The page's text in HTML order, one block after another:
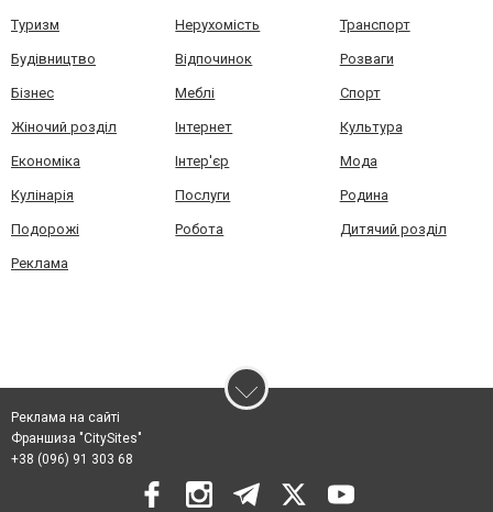
Туризм Нерухомість Транспорт
Будівництво Відпочинок Розваги
Бізнес Меблі Спорт
Жіночий розділ Інтернет Культура
Економіка Інтер'єр Мода
Кулінарія Послуги Родина
Подорожі Робота Дитячий розділ
Реклама
Реклама на сайті
Франшиза "CitySites"
+38 (096) 91 303 68